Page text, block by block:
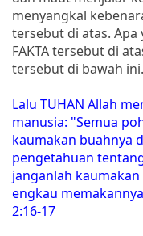
menyangkal
tersebut di atas.
FAKTA tersebut di
tersebut di bawah ini.
Lalu TUHAN Allah
manusia: "Semua
kaumakan buahnya
pengetahuan
janganlah
engkau
2:16-17